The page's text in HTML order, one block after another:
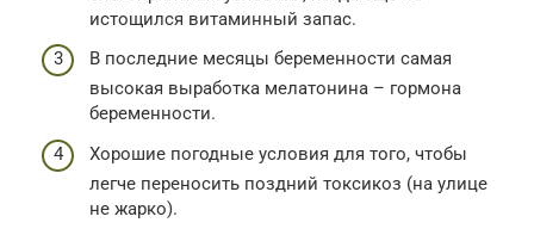
истощился витаминный запас.
В последние месяцы беременности самая
высокая выработка мелатонина – гормона
беременности.
Хорошие погодные условия для того, чтобы
легче переносить поздний токсикоз (на улице
не жарко).